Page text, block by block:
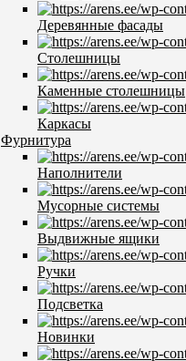
Деревянные фасады
Столешницы
Каменные столешницы
Каркасы
Фурнитура
Hаполнители
Мусорные системы
Выдвижные ящики
Ручки
Подсветка
Новинки